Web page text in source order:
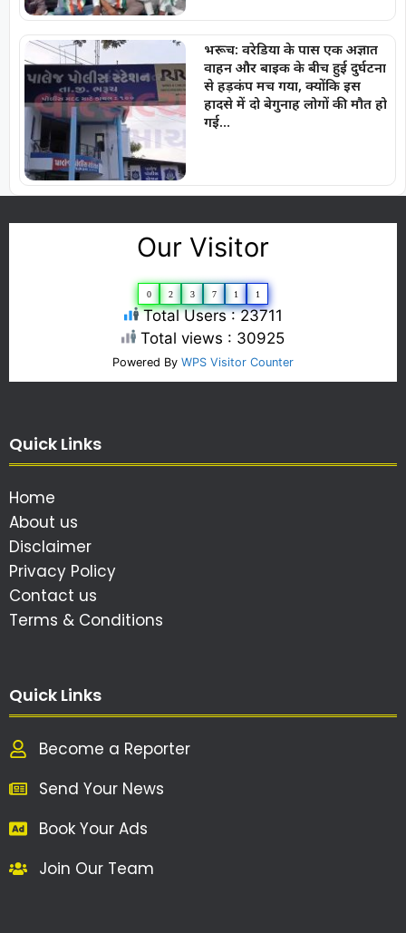
भरूच: वरेडिया के पास एक अज्ञात
वाहन और बाइक के बीच हुई दुर्घटना
से हड़कंप मच गया, क्योंकि इस
हादसे में दो बेगुनाह लोगों की मौत हो
गई…
Our Visitor
0 2 3 7 1 1
Total Users : 23711
Total views : 30925
Powered By WPS Visitor Counter
Quick Links
Home
About us
Disclaimer
Privacy Policy
Contact us
Terms & Conditions
Quick Links
Become a Reporter
Send Your News
Book Your Ads
Join Our Team